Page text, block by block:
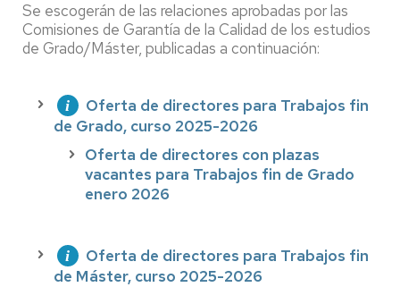
Se escogerán de las relaciones aprobadas por las
Comisiones de Garantía de la Calidad de los estudios
de Grado/Máster, publicadas a continuación:
Oferta de directores para Trabajos fin
de Grado, curso 2025-2026
Oferta de directores con plazas
vacantes para Trabajos fin de Grado
enero 2026
Oferta de directores para Trabajos fin
de Máster, curso 2025-2026